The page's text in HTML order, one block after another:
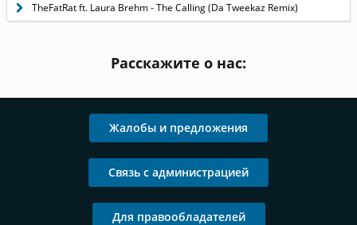
TheFatRat ft. Laura Brehm - The Calling (Da Tweekaz Remix)
Расскажите о нас:
Жалобы и предложения
Связь с администрацией
Для правообладателей